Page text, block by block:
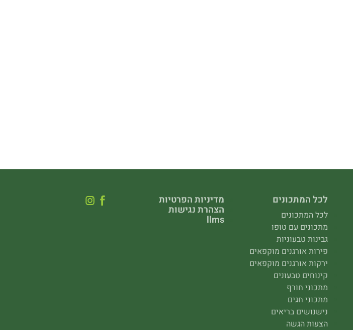
לכל המתכונים
לכל המתכונים
מתכונים עם טופו
גבינות טבעוניות
פירות אורגנים מוקפאים
ירקות אורגנים מוקפאים
קינוחים טבעונים
מתכוני חורף
מתכוני חגים
נישנושים בריאים
הצעות הגשה
מדיניות הפרטיות
הצהרת נגישות
llms